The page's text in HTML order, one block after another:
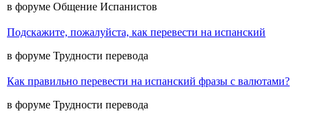
в форуме Общение Испанистов
Подскажите, пожалуйста, как перевести на испанский
в форуме Трудности перевода
Как правильно перевести на испанский фразы с валютами?
в форуме Трудности перевода